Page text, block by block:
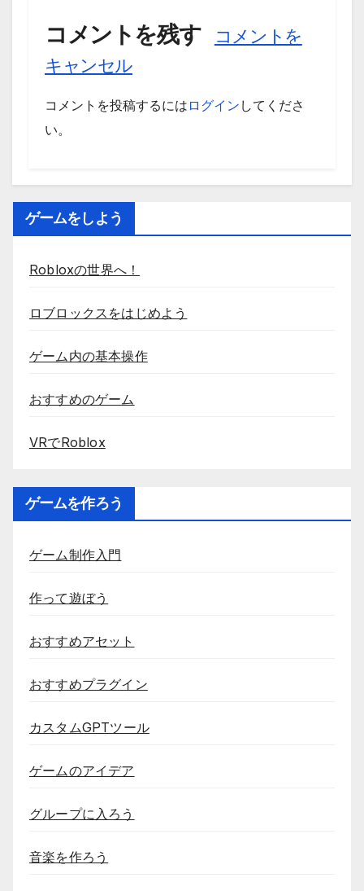
コメントを残す
コメントを
キャンセル
コメントを投稿するには ログイン してくださ
い。
ゲームをしよう
Robloxの世界へ！
ロブロックスをはじめよう
ゲーム内の基本操作
おすすめのゲーム
VRでRoblox
ゲームを作ろう
ゲーム制作入門
作って遊ぼう
おすすめアセット
おすすめプラグイン
カスタムGPTツール
ゲームのアイデア
グループに入ろう
音楽を作ろう